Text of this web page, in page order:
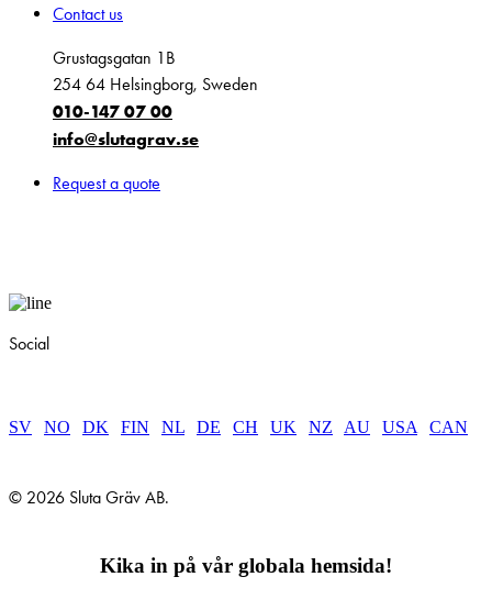
Contact us
Grustagsgatan 1B
254 64 Helsingborg, Sweden
010-147 07 00
info@slutagrav.se
Request a quote
Social
SV NO DK FIN NL DE CH UK NZ AU USA CAN
© 2026 Sluta Gräv AB.
Kika in på vår globala hemsida!